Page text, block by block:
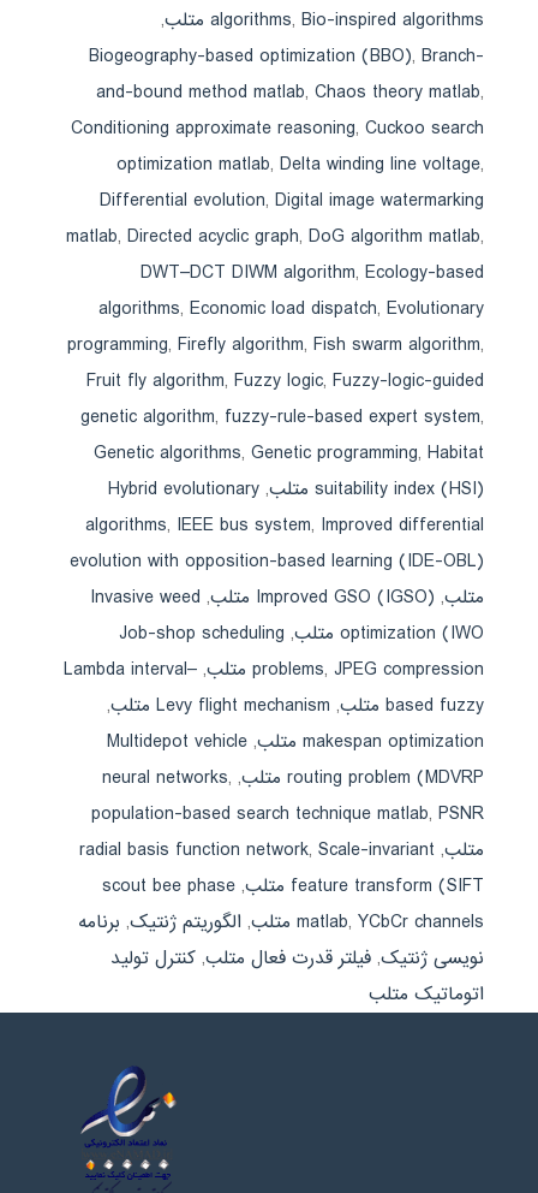
algorithms,Bio-inspired algorithms متلب
,
Biogeography-based optimization (BBO),Branch-
and-bound method matlab,Chaos theory matlab,
Conditioning approximate reasoning,Cuckoo search
optimization matlab,Delta winding line voltage,
Differential evolution,Digital image watermarking
matlab,Directed acyclic graph,DoG algorithm matlab,
DWT–DCT DIWM algorithm,Ecology-based
algorithms,Economic load dispatch,Evolutionary
programming,Firefly algorithm,Fish swarm algorithm,
Fruit fly algorithm,Fuzzy logic,Fuzzy-logic-guided
genetic algorithm, fuzzy-rule-based expert system,
Genetic algorithms,Genetic programming,Habitat
suitability index (HSI) متلب
,
Hybrid evolutionary
algorithms, IEEE bus system, Improved differential
evolution with opposition-based learning (IDE-OBL)
متلب, Improved GSO (IGSO) متلب ,
Invasive weed
optimization (IWO متلب
,
Job-shop scheduling
problems,JPEG compression متلب ,
Lambda interval–
based fuzzy متلب
, Levy flight mechanism متلب
,
makespan optimization متلب
,
Multidepot vehicle
routing problem (MDVRP متلب
,
neural networks,
population-based search technique matlab,PSNR
متلب,
radial basis function network,Scale-invariant
feature transform (SIFT متلب
,
scout bee phase
matlab,YCbCr channels متلب , الگوریتم ژنتیک, برنامه
نویسی ژنتیک, فیلتر قدرت فعال متلب, کنترل تولید
اتوماتیک متلب